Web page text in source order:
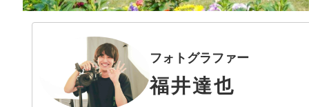
フォトグラファー
福井達也